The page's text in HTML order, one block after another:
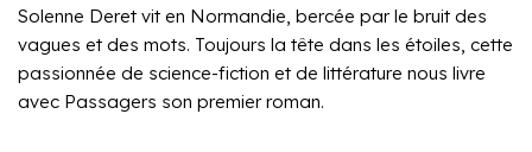
Solenne Deret vit en Normandie, bercée par le bruit des
vagues et des mots. Toujours la tête dans les étoiles, cette
passionnée de science-fiction et de littérature nous livre
avec Passagers son premier roman.